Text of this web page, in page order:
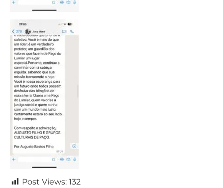
Post Views: 132